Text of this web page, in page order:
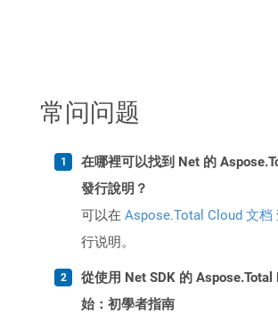
常问问题
在哪裡可以找到 Net 的
發行說明？
可以在 Aspose.Total Cloud 文档
行说明。
從使用 Net SDK 的 Aspose.Total
始：初學者指南